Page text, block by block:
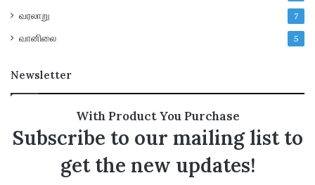
வரலாறு 7
வானிலை 5
Newsletter
With Product You Purchase
Subscribe to our mailing list to
get the new updates!